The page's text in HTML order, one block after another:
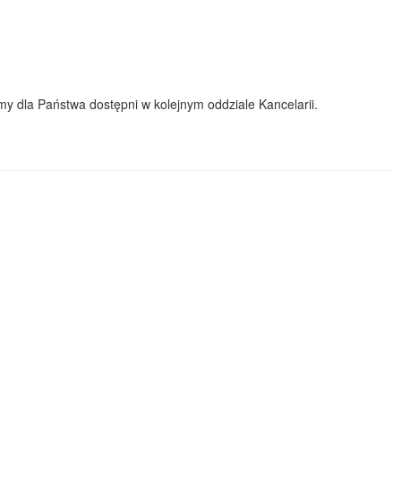
dla Państwa dostępni w kolejnym oddziale Kancelarii.